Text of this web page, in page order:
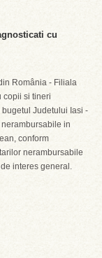
cu
România - Filiala
copii si tineri
bugetul Judetului Iasi -
in
conform
nerambursabile
interes general.